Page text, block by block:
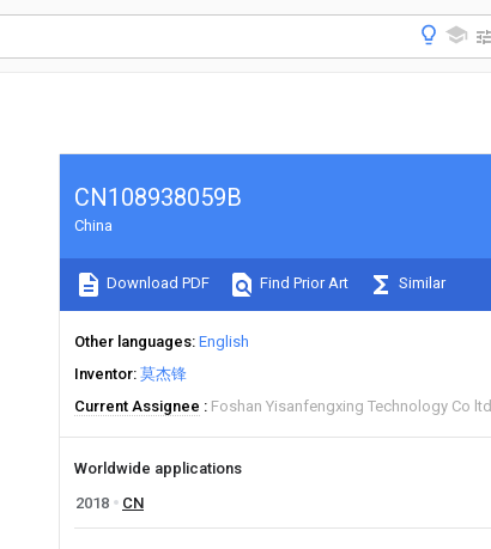
CN108938059B
China
Download PDF Find Prior Art Similar
Other languages English
Inventor 莫杰锋
Current Assignee
Foshan Yisanfengxing Technology Co ltd
Worldwide applications
2018
CN